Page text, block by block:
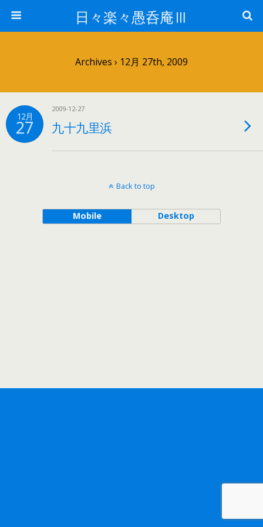
日々楽々愚呑庵Ⅲ
Archives › 12月 27th, 2009
12月
27
2009-12-27
九十九里浜
Back to top
Mobile Desktop